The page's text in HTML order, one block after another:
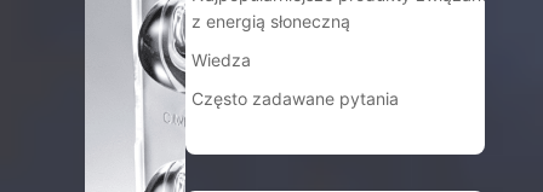
z energią słoneczną
Wiedza
Często zadawane pytania